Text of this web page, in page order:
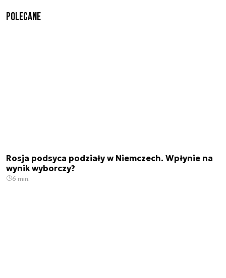
Polecane
Rosja podsyca podziały w Niemczech. Wpłynie na
wynik wyborczy?
6 min.